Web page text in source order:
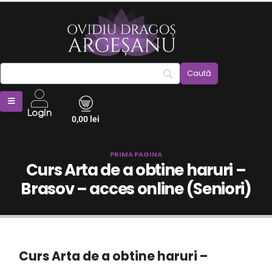
Login 0,00 lei
PRIMA PAGINA
Curs Arta de a obtine haruri –
Brasov – acces online (Seniori)
Curs Arta de a obtine haruri –